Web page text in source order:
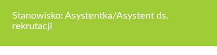
Stanowisko: Asystentka/Asystent ds.
rekrutacji